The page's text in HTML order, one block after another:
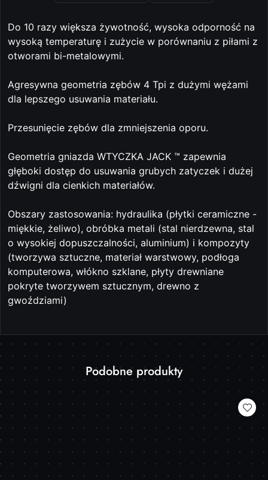
Do 10 razy większa żywotność, wysoka odporność na
wysoką temperaturę i zużycie w porównaniu z piłami z
otworami bi-metalowymi.
Agresywna geometria zębów 4 Tpi z dużymi wężami
dla lepszego usuwania materiału.
Przesunięcie zębów dla zmniejszenia oporu.
Geometria gniazda WTYCZKA JACK ™ zapewnia
głęboki dostęp do usuwania grubych zatyczek i dużej
dźwigni dla cienkich materiałów.
Obszary zastosowania: hydraulika (płytki ceramiczne -
miękkie, żeliwo), obróbka metali (stal nierdzewna, stal
o wysokiej dopuszczalności, aluminium) i kompozyty
(tworzywa sztuczne, materiał warstwowy, podłoga
komputerowa, włókno szklane, płyty drewniane
pokryte tworzywem sztucznym, drewno z
gwoździami)
Pomiń karuzelę produktów
Produkty
statusie:
Podobne produkty